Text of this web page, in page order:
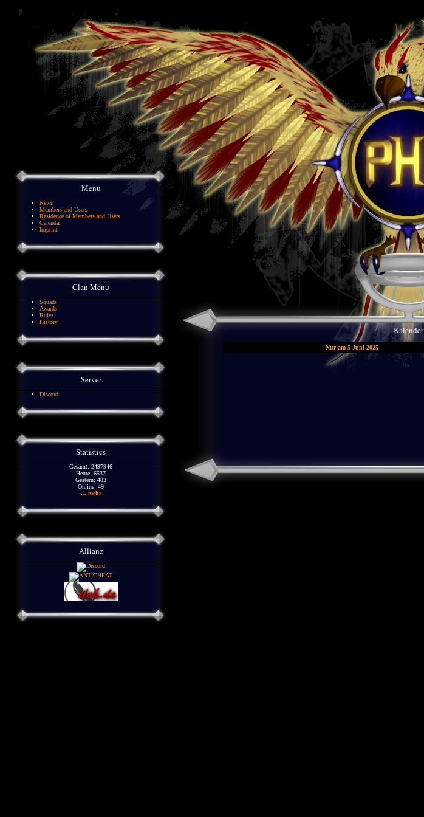
Menu
News
Members and Users
Residence of Members and Users
Calendar
Imprint
Clan Menu
Squads
Awards
Rules
History
Server
Discord
Statistics
Gesamt: 2497946
Heute: 6537
Gestern: 483
Online: 49
... mehr
Allianz
Kalender
Nur am 5 Juni 2025